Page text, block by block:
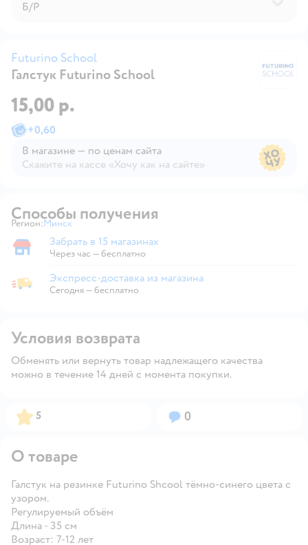
Б/Р
Futurino School
Галстук Futurino School
15,00 р.
+0,60
В магазине — по ценам сайта
Скажите на кассе «Хочу как на сайте»
Способы получения
Регион: Выбор адреса доставки.
Минск
Забрать в магазине
Забрать в 15 магазинах
Через час — бесплатно
Экспресс-доставка из магазина
Экспресс-доставка из магазина
Сегодня—бесплатно
Условия возврата
Обменять или вернуть товар надлежащего качества
можно в течение 14 дней с момента покупки.
Рейтинг:
5 Вопросов:
0
О товаре
Галстук на резинке Futurino Shcool тёмно-синего цвета с
узором.
Регулируемый объём
Длина - 35 см
Возраст: 7-12 лет